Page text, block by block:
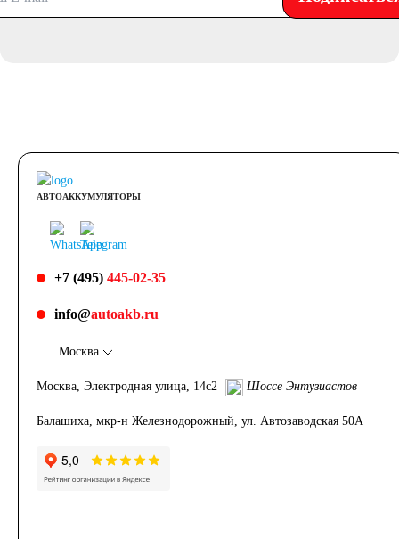
АВТОАККУМУЛЯТОРЫ
+7 (495) 445-02-35
info@autoakb.ru
Москва
Москва, Электродная улица, 14с2 Шоссе Энтузиастов
Балашиха, мкр-н Железнодорожный, ул. Автозаводская 50А